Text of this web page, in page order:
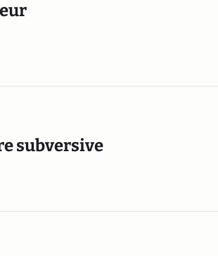
subversive